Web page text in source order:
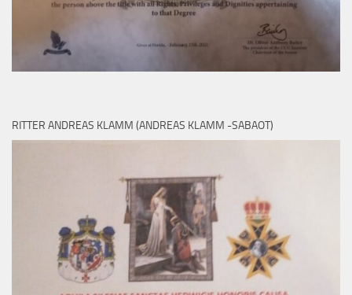
RITTER ANDREAS KLAMM (ANDREAS KLAMM -SABAOT)